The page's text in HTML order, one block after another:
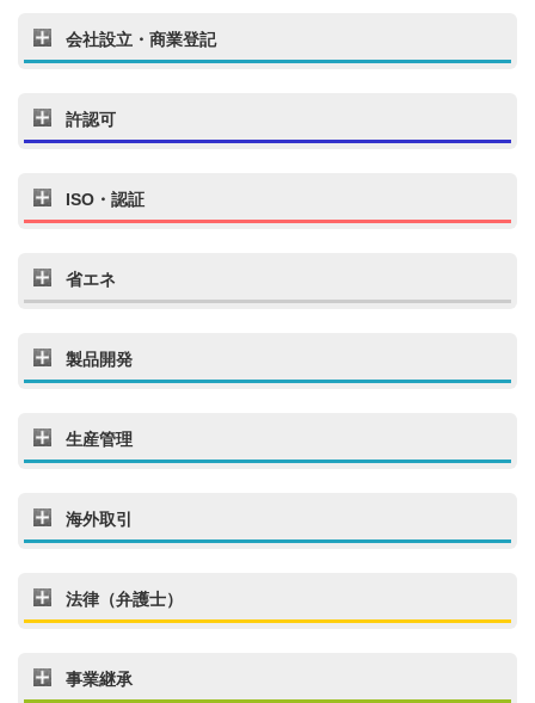
会社設立・商業登記
許認可
ISO・認証
省エネ
製品開発
生産管理
海外取引
法律（弁護士）
事業継承